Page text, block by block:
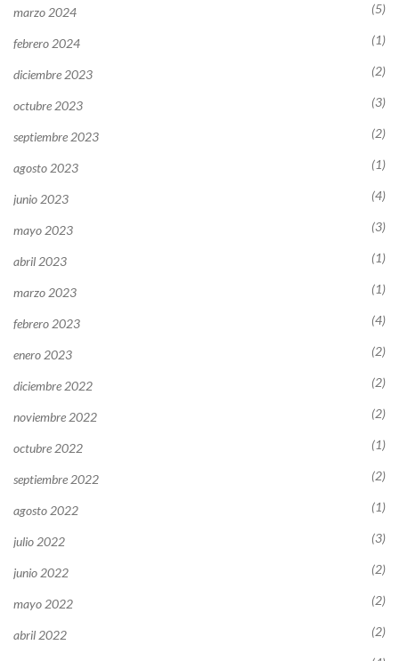
marzo 2024 (5)
febrero 2024 (1)
diciembre 2023 (2)
octubre 2023 (3)
septiembre 2023 (2)
agosto 2023 (1)
junio 2023 (4)
mayo 2023 (3)
abril 2023 (1)
marzo 2023 (1)
febrero 2023 (4)
enero 2023 (2)
diciembre 2022 (2)
noviembre 2022 (2)
octubre 2022 (1)
septiembre 2022 (2)
agosto 2022 (1)
julio 2022 (3)
junio 2022 (2)
mayo 2022 (2)
abril 2022 (2)